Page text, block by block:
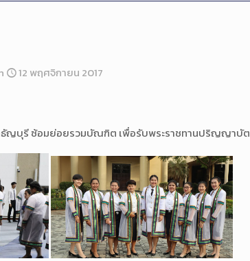
12 พฤศจิกายน 2017
ญบุรี ซ้อมย่อยรวมบัณฑิต เพื่อรับพระราชทานปริญญาบัต